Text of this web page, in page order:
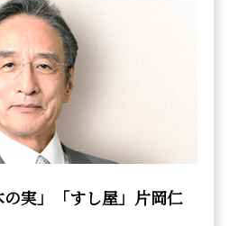
の実」「すし屋」片岡仁